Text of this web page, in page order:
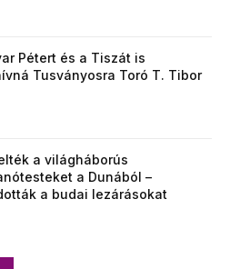
Pétert és a Tiszát is
Tusványosra Toró T. Tibor
a világháborús
a Dunából –
a budai lezárásokat